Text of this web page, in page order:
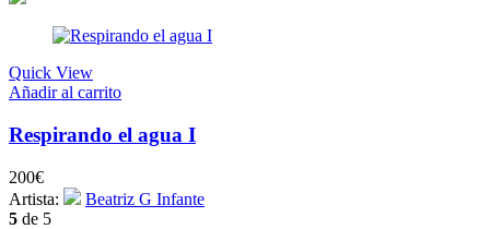
Quick View
Añadir al carrito
Respirando el agua I
200€
Artista:
Beatriz G Infante
5 de 5